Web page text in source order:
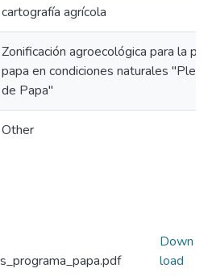
cartografía agrícola
Zonificación agroecológica para la
papa en condiciones naturales
de Papa"
Other
Down
load